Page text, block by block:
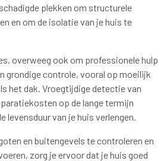
plekken om structurele
en om de isolatie van je huis te
overweeg ook om professionele hulp
grondige controle, vooral op moeilijk
het dak. Vroegtijdige detectie van
op de lange termijn
levensduur van je huis verlengen.
en buitengevels te controleren en
zorg je ervoor dat je huis goed